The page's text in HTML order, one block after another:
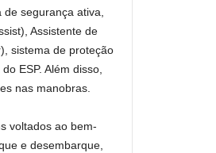
segurança ativa,
Assistente de
sistema de proteção
ESP. Além disso,
nas manobras.
voltados ao bem-
e desembarque,